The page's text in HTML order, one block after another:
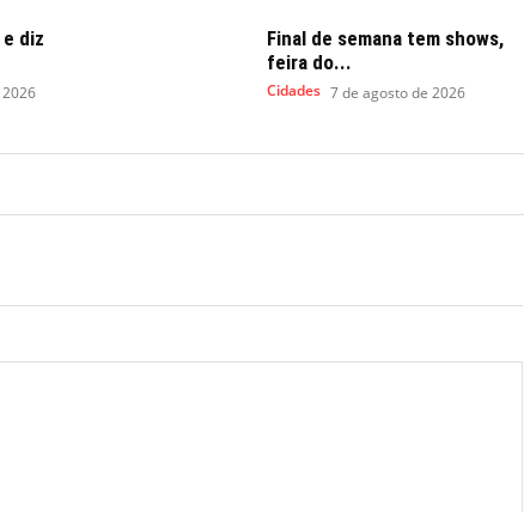
diz
Final de semana tem shows,
feira do...
Cidades 7 de agosto de 2026